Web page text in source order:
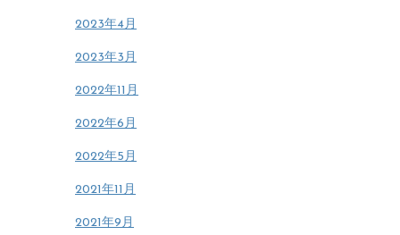
2023年4月
2023年3月
2022年11月
2022年6月
2022年5月
2021年11月
2021年9月